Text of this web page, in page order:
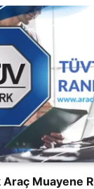
Muayene